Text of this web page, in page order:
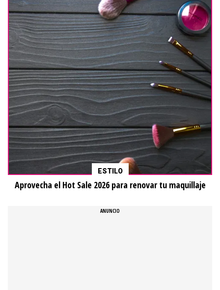
ESTILO
Aprovecha el Hot Sale 2026 para renovar tu maquillaje